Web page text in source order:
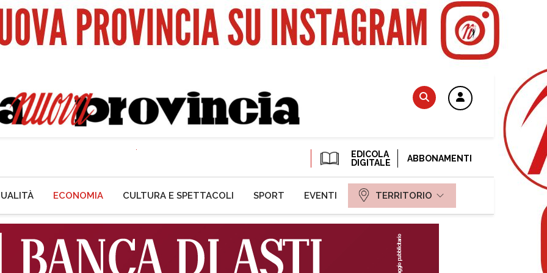
EDICOLA
DIGITALE
ABBONAMENTI
ECONOMIA CULTURA E SPETTACOLI SPORT EVENTI TERRITORIO